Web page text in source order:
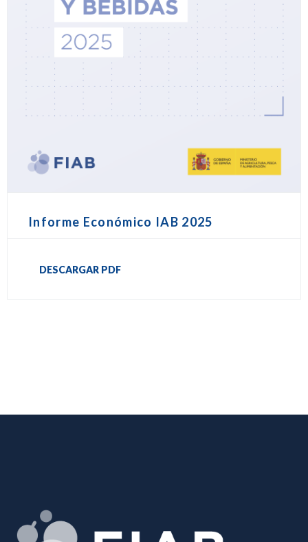
Informe Económico IAB 2025
DESCARGAR PDF